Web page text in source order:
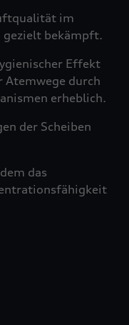
im
gezielt bekämpft.
Effekt
Atemwege durch
erheblich.
der Scheiben
das